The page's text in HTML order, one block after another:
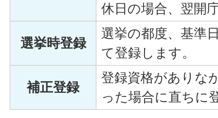
休日の場合、翌開
選挙時登録
選挙の都度、基準
て登録します。
補正登録
登録資格がありな
った場合に直ちに